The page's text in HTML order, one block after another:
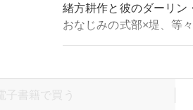
緒方耕作と彼のダーリン
おなじみの式部×堤、等
もの足りない方には、
き込んだり巻き込まれ
電子書籍で買う